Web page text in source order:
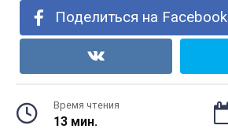
Поделиться на Facebook
Время чтения
13 мин.